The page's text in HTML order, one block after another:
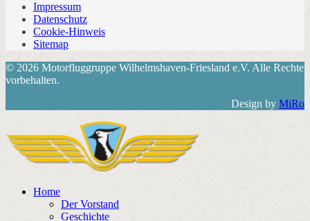
Impressum
Datenschutz
Cookie-Hinweis
Sitemap
© 2026 Motorfluggruppe Wilhelmshaven-Friesland e.V. Alle Rechte
vorbehalten.
Design by MiRo
Home
Der Vorstand
Geschichte